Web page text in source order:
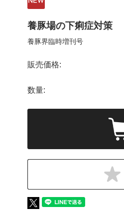
養豚場の下痢症対策
養豚界臨時増刊号
販売価格:
数量: